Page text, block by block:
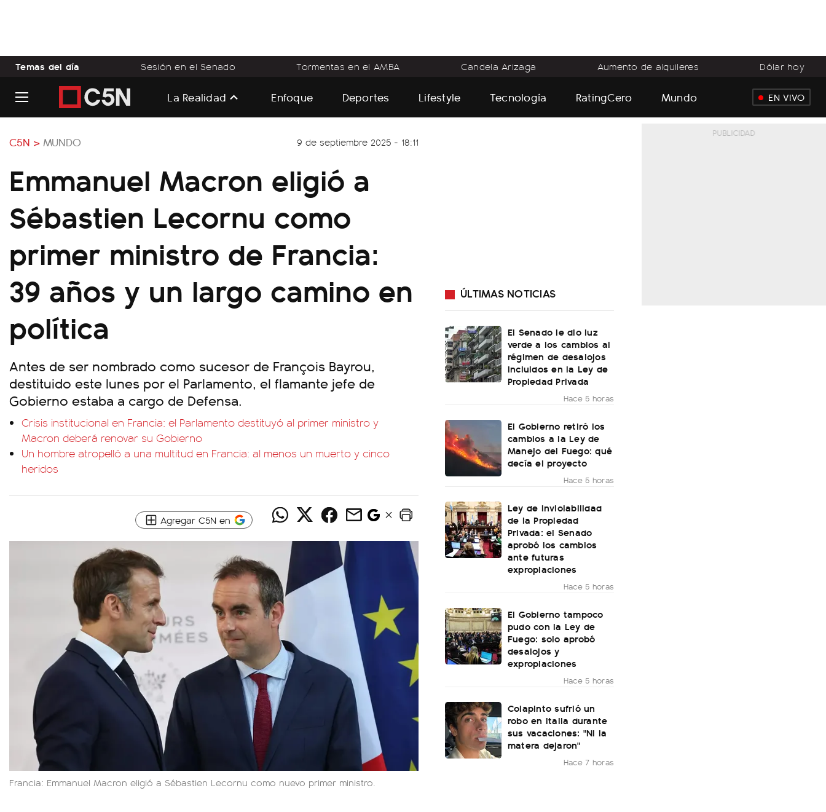
Temas del día Sesión en el Senado Tormentas en el AMBA Candela Arizaga Aumento de alquileres Dólar hoy
La Realidad Enfoque Deportes Lifestyle Tecnología RatingCero Mundo EN VIVO
C5N > MUNDO 9 de septiembre 2025 - 18:11
Emmanuel Macron eligió a
Sébastien Lecornu como
primer ministro de Francia:
39 años y un largo camino en
política
Antes de ser nombrado como sucesor de François Bayrou,
destituido este lunes por el Parlamento, el flamante jefe de
Gobierno estaba a cargo de Defensa.
Crisis institucional en Francia: el Parlamento destituyó al primer ministro y
Macron deberá renovar su Gobierno
Un hombre atropelló a una multitud en Francia: al menos un muerto y cinco
heridos
Agregar C5N en
Francia: Emmanuel Macron eligió a Sébastien Lecornu como nuevo primer ministro.
ÚLTIMAS NOTICIAS
El Senado le dio luz
verde a los cambios al
régimen de desalojos
incluidos en la Ley de
Propiedad Privada
Hace 5 horas
El Gobierno retiró los
cambios a la Ley de
Manejo del Fuego: qué
decía el proyecto
Hace 5 horas
Ley de Inviolabilidad
de la Propiedad
Privada: el Senado
aprobó los cambios
ante futuras
expropiaciones
Hace 5 horas
El Gobierno tampoco
pudo con la Ley de
Fuego: solo aprobó
desalojos y
expropiaciones
Hace 5 horas
Colapinto sufrió un
robo en Italia durante
sus vacaciones: "Ni la
matera dejaron"
Hace 7 horas